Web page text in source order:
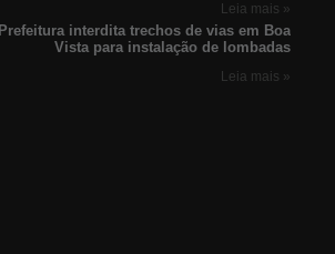
Leia mais »
Prefeitura interdita trechos de vias em Boa
Vista para instalação de lombadas
Leia mais »